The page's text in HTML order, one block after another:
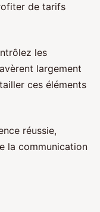
de tarifs
les
largement
ces éléments
réussie,
la communication